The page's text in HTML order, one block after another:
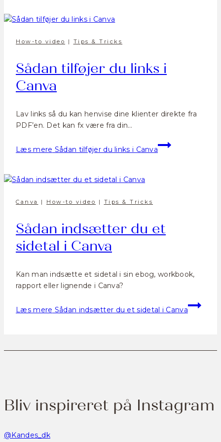
How-to video | Tips & Tricks
Sådan tilføjer du links i
Canva
Lav links så du kan henvise dine klienter direkte fra
PDF’en. Det kan fx være fra din…
Læs mere Sådan tilføjer du links i Canva
Canva | How-to video | Tips & Tricks
Sådan indsætter du et
sidetal i Canva
Kan man indsætte et sidetal i sin ebog, workbook,
rapport eller lignende i Canva?
Læs mere Sådan indsætter du et sidetal i Canva
Bliv inspireret på Instagram
@Kandes_dk